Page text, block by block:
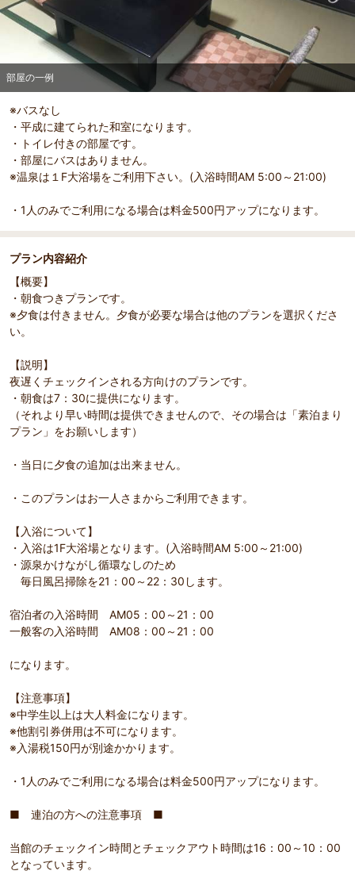
部屋の一例
※バスなし
・平成に建てられた和室になります。
・トイレ付きの部屋です。
・部屋にバスはありません。
※温泉は１F大浴場をご利用下さい。(入浴時間AM 5:00～21:00)
・1人のみでご利用になる場合は料金500円アップになります。
プラン内容紹介
【概要】
・朝食つきプランです。
※夕食は付きません。夕食が必要な場合は他のプランを選択くださ
い。
【説明】
夜遅くチェックインされる方向けのプランです。
・朝食は7：30に提供になります。
（それより早い時間は提供できませんので、その場合は「素泊まり
プラン」をお願いします）
・当日に夕食の追加は出来ません。
・このプランはお一人さまからご利用できます。
【入浴について】
・入浴は1F大浴場となります。(入浴時間AM 5:00～21:00)
・源泉かけながし循環なしのため
毎日風呂掃除を21：00～22：30します。
宿泊者の入浴時間 AM05：00～21：00
一般客の入浴時間 AM08：00～21：00
になります。
【注意事項】
※中学生以上は大人料金になります。
※他割引券併用は不可になります。
※入湯税150円が別途かかります。
・1人のみでご利用になる場合は料金500円アップになります。
■ 連泊の方への注意事項 ■
当館のチェックイン時間とチェックアウト時間は16：00～10：00
となっています。
部屋詳細
部屋の一例